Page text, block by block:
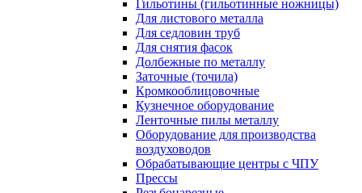
Гильотины (гильотинные ножницы)
Для листового металла
Для седловин труб
Для снятия фасок
Долбежные по металлу
Заточные (точила)
Кромкооблицовочные
Кузнечное оборудование
Ленточные пилы металлу
Оборудование для производства
воздуховодов
Обрабатывающие центры с ЧПУ
Прессы